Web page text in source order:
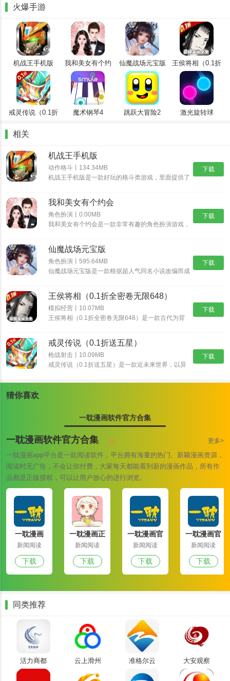
舒适的阅读界面，让用户能够沉浸在漫画的世界中，享受阅读的快
乐。软件还提供了智能推荐和个性化设置等功能，让用户能够更加方
便地找到自己喜欢的漫画作品，并根据自己的喜好进行个性化调整。
一耽漫画官网下载正版软件特色
1. 有各种漂亮的漫画资源，有不同的主题可供选择，满足每个人的喜
好;
2. 在整个网络上有很多免费的漫画资源，不需要任何费用;
3. 能够根据个人喜好管理资源并成为理解你的人是很棒的。
4. 它可以轻松满足每个人对跟随漫画的需求和偏好，并且可以随时轻
松在线跟随。
一耽漫画官网下载正版软件优势
1. 分类非常详细，你可以在这里找到很多大家都喜欢看的漫画资源;
4. 资源可以在手机上本地缓存，更多卡通素材可以离线跟踪。
一耽漫画官网下载正版软件点评
一耽漫画是一款优质的漫画阅读软件，它提供了丰富的原创漫画作品
和优质的阅读体验，让用户能够随时随地享受漫画带来的乐趣。如果
你是一个漫画爱好者，不妨试试一耽漫画，相信你一定会喜欢。
火爆手游
机战王手机版
我和美女有个约
会
仙魔战场元宝版
王侯将相（0.1折
全密卷无限
648）
戒灵传说（0.1折
魔术钢琴4 跳跃大冒险2 激光旋转球
相关
下载
机战王手机版
动作格斗丨134.34MB
机战王手机版是一款好玩的格斗类游戏，里面提供了
场景中开启冒险之旅，收集更多的装备提升机甲的属
性。
下载
我和美女有个约会
角色扮演丨0.00MB
我和美女有个约会是一款非常有趣的角色扮演游戏，
喜欢的角色，不断的提高自我的魅力，如果玩家对我
和美女有个约会感兴趣的话，那就快来预约体验游玩
吧！
下载
仙魔战场元宝版
角色扮演丨595.64MB
仙魔战场元宝版是一款根据超人气同名小说改编而成
世界，穿梭在神秘的仙魔大陆，沉浸式交友修炼，酣
战各路仙魔。
下载
王侯将相（0.1折全密卷无限648）
模拟经营丨10.07MB
王侯将相（0.1折全密卷无限648）是一款古代为背
能，酣畅淋漓的战斗让你热血澎湃！
下载
戒灵传说（0.1折送五星）
枪战射击丨10.09MB
戒灵传说（0.1折送五星）是一款近未来世界，以异
新卡组，海量卡牌搭配及阵营组合，衍生出丰富策略
猜你喜欢
一耽漫画软件官方合集
一耽漫画软件官方合集 更多>
一耽漫画app平台是一款阅读软件，平台拥有海量的热门、新颖漫画资源，
阅读时无广告，不会让你付费，大家每天都能看到新的漫画作品，所有作
品都是正版授权，可以让用户放心的进行浏览。
一耽漫画
app官网下
新闻阅读
下载
一耽漫画正
版官网韩版
新闻阅读
下载
一耽漫画官
网下载最新
新闻阅读
下载
一耽漫画官
方下载软件
新闻阅读
下载
同类推荐
活力商都 云上滑州 准格尔云 大安观察